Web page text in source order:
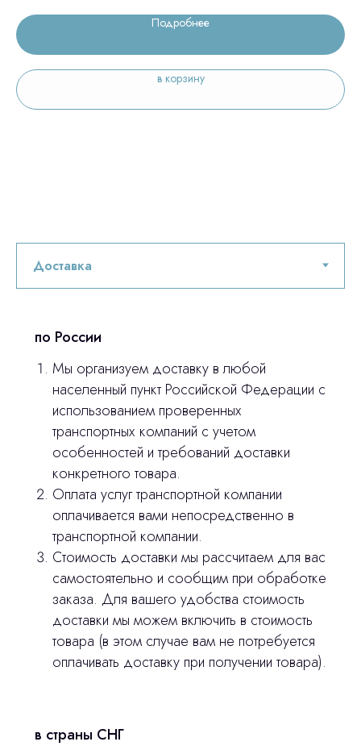
Подробнее
в корзину
по России
Мы организуем доставку в любой
населенный пункт Российской Федерации с
использованием проверенных
транспортных компаний с учетом
особенностей и требований доставки
конкретного товара.
Оплата услуг транспортной компании
оплачивается вами непосредственно в
транспортной компании.
Стоимость доставки мы рассчитаем для вас
самостоятельно и сообщим при обработке
заказа. Для вашего удобства стоимость
доставки мы можем включить в стоимость
товара (в этом случае вам не потребуется
оплачивать доставку при получении товара).
в страны СНГ
Остались вопросы
оставьте контакты, мы свяжемся и
ответим на все вопросы